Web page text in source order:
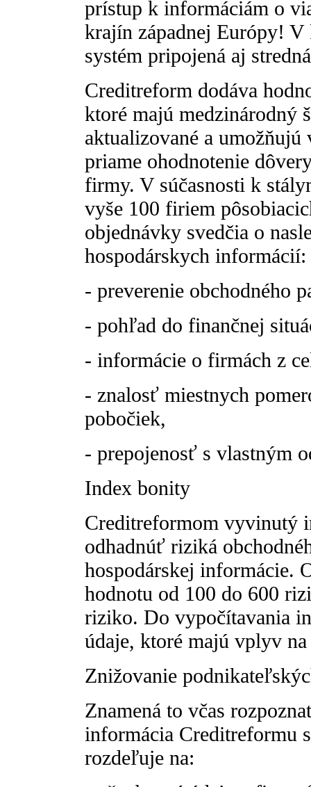
prístup k informáciám o
krajín západnej Európy! V
systém pripojená aj
Creditreform dodáva
ktoré majú medzinárodný
aktualizované a
priame ohodnotenie
firmy. V súčasnosti k
vyše 100 firiem
objednávky svedčia o
hospodárskych informácií:
- preverenie obchodného
- pohľad do finančnej
- informácie o firmách z
- znalosť miestnych
pobočiek,
- prepojenosť s vlastným
Index bonity
Creditreformom vyvinutý
odhadnúť riziká
hospodárskej informácie.
hodnotu od 100 do 600
riziko. Do vypočítavania
údaje, ktoré majú vplyv
Znižovanie
Znamená to včas
informácia Creditreformu
rozdeľuje na: